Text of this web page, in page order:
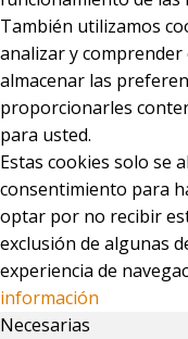
También utilizamos
analizar y
almacenar las
proporcionarles
para usted.
Estas cookies solo se
consentimiento para
optar por no recibir
exclusión de algunas
experiencia de
información
Necesarias